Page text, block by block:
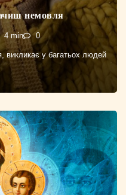
немовля
4 min 0
викликає у багатьох людей